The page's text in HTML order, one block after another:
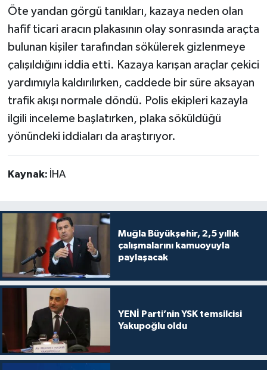
Öte yandan görgü tanıkları, kazaya neden olan
hafif ticari aracın plakasının olay sonrasında araçta
bulunan kişiler tarafından sökülerek gizlenmeye
çalışıldığını iddia etti. Kazaya karışan araçlar çekici
yardımıyla kaldırılırken, caddede bir süre aksayan
trafik akışı normale döndü. Polis ekipleri kazayla
ilgili inceleme başlatırken, plaka söküldüğü
yönündeki iddiaları da araştırıyor.
Kaynak: İHA
Muğla Büyükşehir, 2,5 yıllık
çalışmalarını kamuoyuyla
paylaşacak
YENİ Parti’nin YSK temsilcisi
Yakupoğlu oldu